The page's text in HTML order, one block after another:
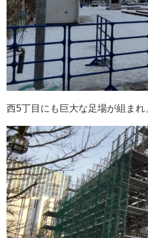
西5丁目にも巨大な足場が組ま